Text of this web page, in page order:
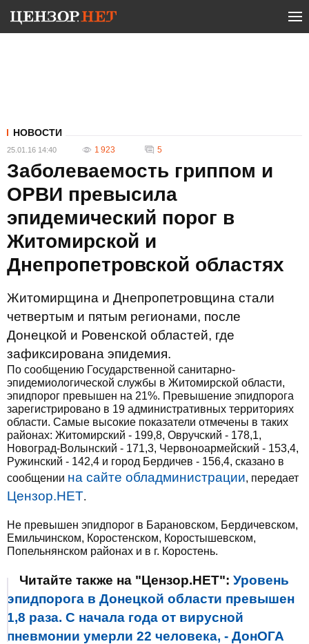
НОВОСТИ
25.01.16 14:40 1 923 5
Заболеваемость гриппом и
ОРВИ превысила
эпидемический порог в
Житомирской и
Днепропетровской областях
Житомирщина и Днепропетровщина стали
четвертым и пятым регионами, после
Донецкой и Ровенской областей, где
зафиксирована эпидемия.
По сообщению Государственной санитарно-
эпидемиологической службы в Житомирской области,
эпидпорог превышен на 21%. Превышение эпидпорога
зарегистрировано в 19 административных территориях
области. Самые высокие показатели отмечены в таких
районах: Житомирский - 199,8, Овручский - 178,1,
Новоград-Волынский - 171,3, Червоноармейский - 153,4,
Ружинский - 142,4 и город Бердичев - 156,4, сказано в
сообщении на сайте обладминистрации, передает
Цензор.НЕТ.
Не превышен эпидпорог в Барановском, Бердичевском,
Емильчинском, Коростенском, Коростышевском,
Попельнянском районах и в г. Коростень.
Читайте также на "Цензор.НЕТ": Уровень
эпидпорога в Донецкой области превышен
1,8 раза. С начала года от вирусной
пневмонии умерли 22 человека, - ДонОГА